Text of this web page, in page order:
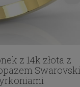
z 14k złota z
Swarovski i